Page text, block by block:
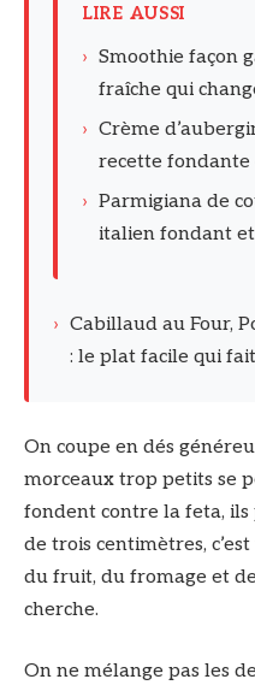
LIRE AUSSI
› Smoothie façon
fraîche qui
› Crème
recette
› Parmigiana de
italien fondant
› Cabillaud au Four,
: le plat facile qui
On coupe en dés
morceaux trop petits se
fondent contre la feta,
de trois centimètres,
du fruit, du fromage et de
cherche.
On ne mélange pas les